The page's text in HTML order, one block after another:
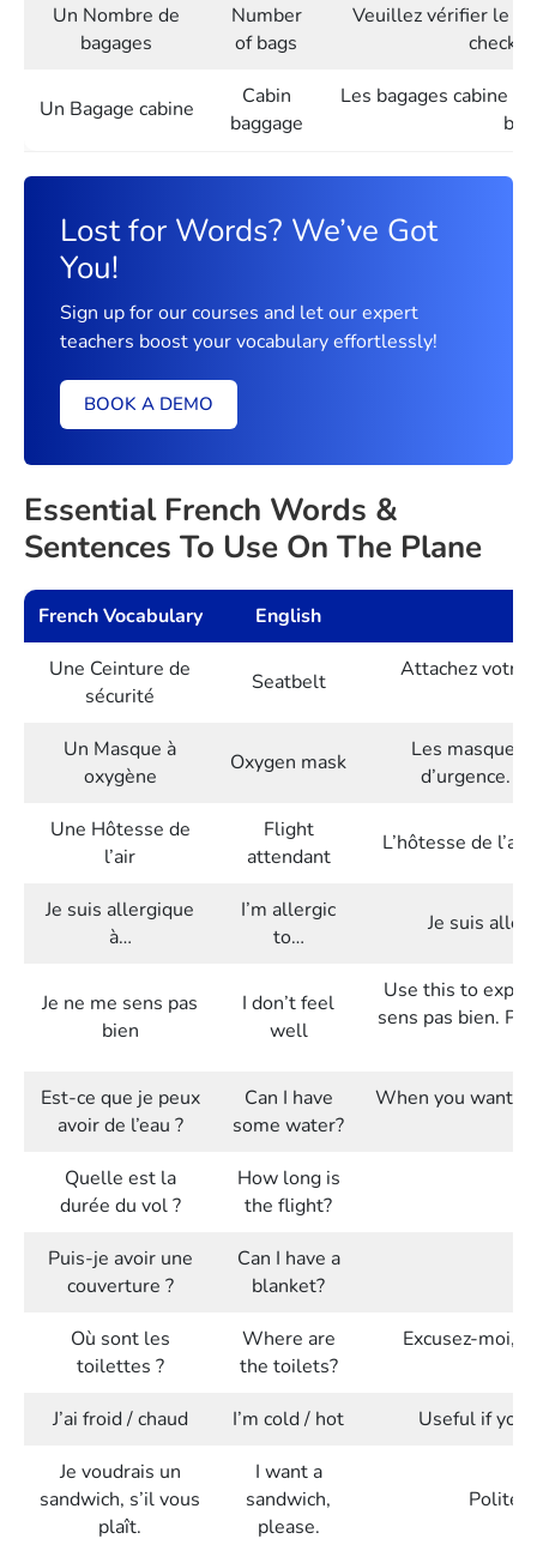
Un Nombre de
bagages
Number
of bags
Veuillez vérifier le
check
Un Bagage cabine
Cabin
baggage
Les bagages cabine
Lost for Words? We’ve Got
You!
Sign up for our courses and let our expert
teachers boost your vocabulary effortlessly!
BOOK A DEMO
Essential French Words &
Sentences To Use On The Plane
French Vocabulary
English
Une Ceinture de
sécurité
Seatbelt Attachez votre
Un Masque à
oxygène
Oxygen mask
Les masques
d’urgence.
Une Hôtesse de
l’air
Flight
attendant
L’hôtesse de
Je suis allergique
à…
I’m allergic
to…
Je suis
Je ne me sens pas
bien
I don’t feel
well
Use this to
sens pas bien.
Est-ce que je peux
avoir de l’eau ?
Can I have
some water?
When you want
Quelle est la
durée du vol ?
How long is
the flight?
Puis-je avoir une
couverture ?
Can I have a
blanket?
Où sont les
toilettes ?
Where are
the toilets?
Excusez-moi,
J’ai froid / chaud I’m cold / hot
Useful if
Je voudrais un
sandwich, s’il vous
plaît.
I want a
sandwich,
please.
Polite